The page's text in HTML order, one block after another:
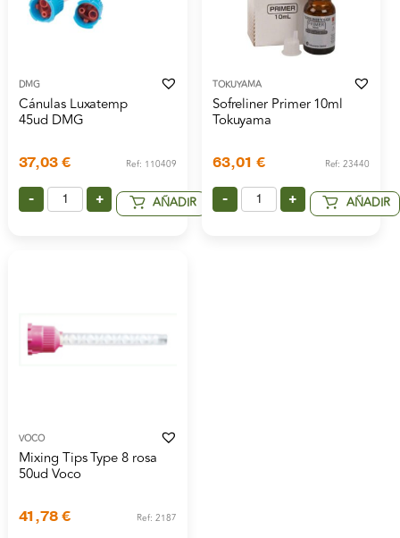
DMG
Cánulas Luxatemp
45ud DMG
37,03€ Ref: 110409
- + AÑADIR
TOKUYAMA
Sofreliner Primer 10ml
Tokuyama
63,01 € Ref: 23440
- + AÑADIR
VOCO
Mixing Tips Type 8 rosa
50ud Voco
41,78€ Ref: 2187